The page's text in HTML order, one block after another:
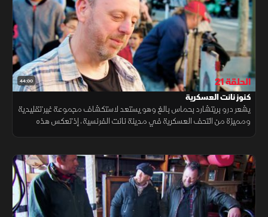
44:00 الحلقة 21
كنوز نانت العسكرية
يشعر درو بريتشارد بحماس بالغ وهو يستعد لاستكشاف مجموعة غير تقليدية
ومميزة من التحف العسكرية في مدينة نانت الفرنسية، إذ تعكس هذه